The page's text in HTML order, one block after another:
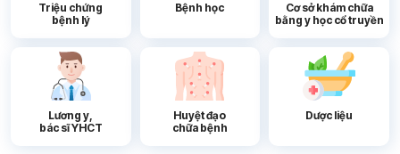
Triệu chứng
bệnh lý
Bệnh học
Cơ sở khám chữa
bằng y học cổ truyền
Lương y,
bác sĩ YHCT
Huyệt đạo
chữa bệnh
Dược liệu